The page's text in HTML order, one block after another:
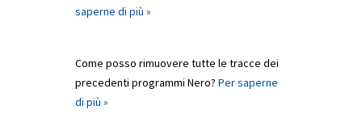
saperne di più »
Come posso rimuovere tutte le tracce dei
precedenti programmi Nero? Per saperne
di più »